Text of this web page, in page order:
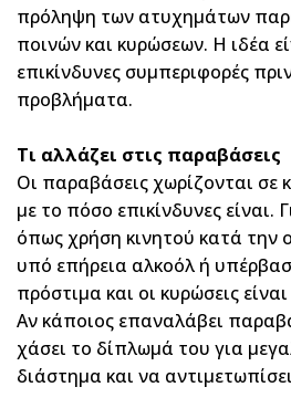
πρόληψη των ατυχημάτων
ποινών και κυρώσεων. Η ιδέα
επικίνδυνες συμπεριφορές
προβλήματα.
Τι αλλάζει στις παραβάσεις
Οι παραβάσεις χωρίζονται σε
με το πόσο επικίνδυνες είναι.
όπως χρήση κινητού κατά την
υπό επήρεια αλκοόλ ή
πρόστιμα και οι κυρώσεις
Αν κάποιος επαναλάβει
χάσει το δίπλωμά του για
διάστημα και να